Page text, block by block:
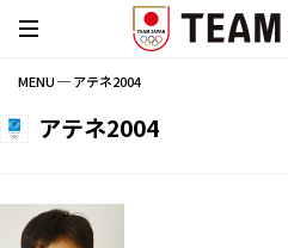
MENU ─ アテネ2004
アテネ2004